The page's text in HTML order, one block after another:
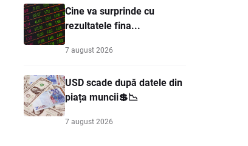
Cine va surprinde cu
rezultatele fina...
7 august 2026
USD scade după datele din
piața muncii💲📉
7 august 2026